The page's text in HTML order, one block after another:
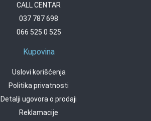
CALL CENTAR
037 787 698
066 525 0 525
Kupovina
Uslovi korišćenja
Politika privatnosti
Detalji ugovora o prodaji
Reklamacije